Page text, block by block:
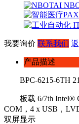
我要询价 联系我们
产品描述
BPC-6215-6TH
板载 6/7th Intel®
COM，4 x USB，
双屏显示